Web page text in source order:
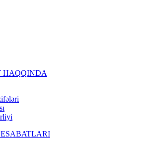
HAQQINDA